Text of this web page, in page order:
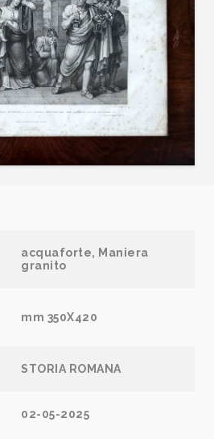
acquaforte, Maniera
granito
mm 350X420
STORIA ROMANA
02-05-2025